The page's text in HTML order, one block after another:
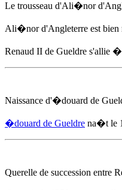
Le trousseau d'Ali�nor
Ali�nor d'Angleterre est
Renaud II de Gueldre s'allie
Naissance d'�douard de
�douard de Gueldre na�t le
Querelle de succession entre